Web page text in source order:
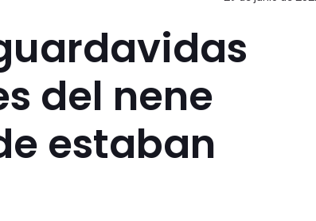
del nene
estaban